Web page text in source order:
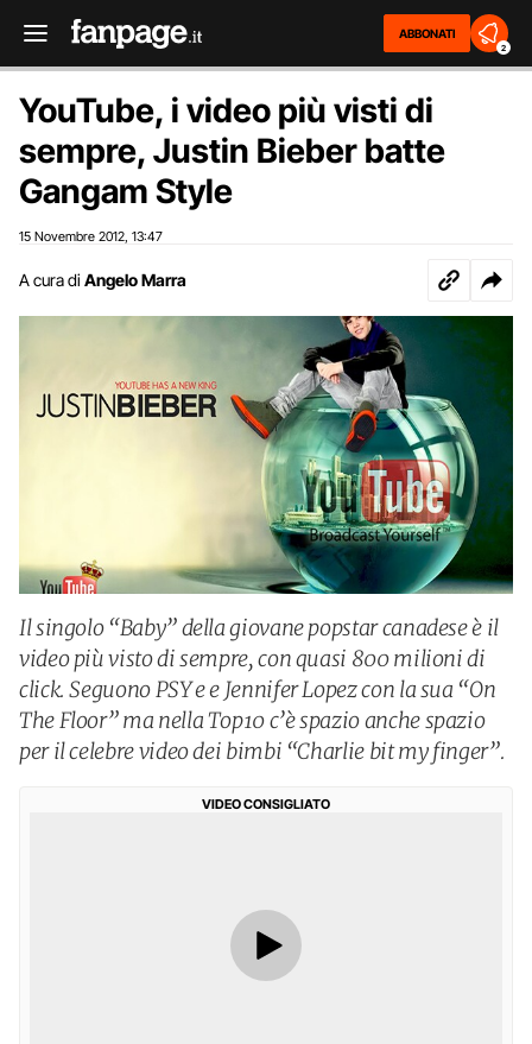
ABBONATI
2
YouTube, i video più visti di
sempre, Justin Bieber batte
Gangam Style
15 Novembre 2012 13:47
A cura di Angelo Marra
Il singolo “Baby” della giovane popstar canadese è il
video più visto di sempre, con quasi 800 milioni di
click. Seguono PSY e e Jennifer Lopez con la sua “On
The Floor” ma nella Top10 c’è spazio anche spazio
per il celebre video dei bimbi “Charlie bit my finger”.
VIDEO CONSIGLIATO